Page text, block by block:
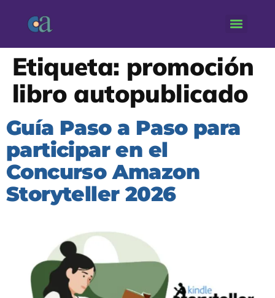
Etiqueta: promoción
libro autopublicado
Guía Paso a Paso para
participar en el
Concurso Amazon
Storyteller 2026